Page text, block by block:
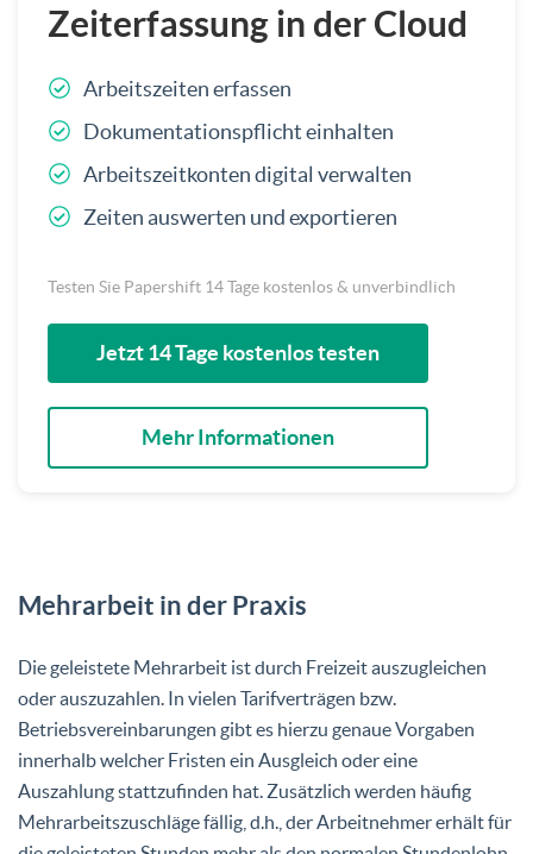
Zeiterfassung in der Cloud
Arbeitszeiten erfassen
Dokumentationspflicht einhalten
Arbeitszeitkonten digital verwalten
Zeiten auswerten und exportieren
Testen Sie Papershift 14 Tage kostenlos & unverbindlich
Jetzt 14 Tage kostenlos testen
Mehr Informationen
Mehrarbeit in der Praxis
Die geleistete Mehrarbeit ist durch Freizeit auszugleichen
oder auszuzahlen. In vielen Tarifverträgen bzw.
Betriebsvereinbarungen gibt es hierzu genaue Vorgaben
innerhalb welcher Fristen ein Ausgleich oder eine
Auszahlung stattzufinden hat. Zusätzlich werden häufig
Mehrarbeitszuschläge fällig, d.h., der Arbeitnehmer erhält für